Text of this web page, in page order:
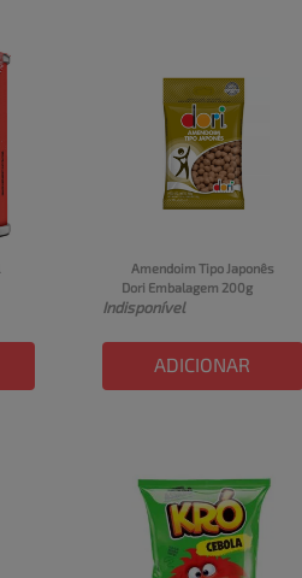
Amendoim Tipo Japonês
Dori Embalagem 200g
Indisponível
ADICIONAR